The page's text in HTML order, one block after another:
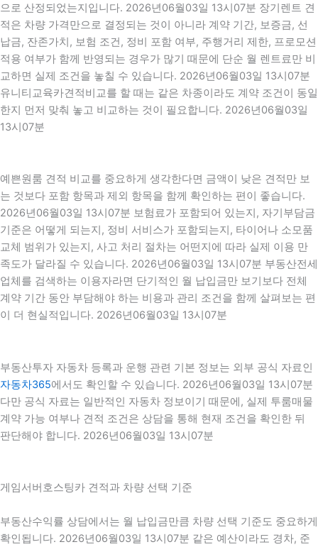
으로 산정되었는지입니다. 2026년06월03일 13시07분 장기렌트 견
적은 차량 가격만으로 결정되는 것이 아니라 계약 기간, 보증금, 선
납금, 잔존가치, 보험 조건, 정비 포함 여부, 주행거리 제한, 프로모션
적용 여부가 함께 반영되는 경우가 많기 때문에 단순 월 렌트료만 비
교하면 실제 조건을 놓칠 수 있습니다. 2026년06월03일 13시07분
유니티교육카견적비교를 할 때는 같은 차종이라도 계약 조건이 동일
한지 먼저 맞춰 놓고 비교하는 것이 필요합니다. 2026년06월03일
13시07분
예쁜원룸 견적 비교를 중요하게 생각한다면 금액이 낮은 견적만 보
는 것보다 포함 항목과 제외 항목을 함께 확인하는 편이 좋습니다.
2026년06월03일 13시07분 보험료가 포함되어 있는지, 자기부담금
기준은 어떻게 되는지, 정비 서비스가 포함되는지, 타이어나 소모품
교체 범위가 있는지, 사고 처리 절차는 어떤지에 따라 실제 이용 만
족도가 달라질 수 있습니다. 2026년06월03일 13시07분 부동산전세
업체를 검색하는 이용자라면 단기적인 월 납입금만 보기보다 전체
계약 기간 동안 부담해야 하는 비용과 관리 조건을 함께 살펴보는 편
이 더 현실적입니다. 2026년06월03일 13시07분
부동산투자 자동차 등록과 운행 관련 기본 정보는 외부 공식 자료인
자동차365에서도 확인할 수 있습니다. 2026년06월03일 13시07분
다만 공식 자료는 일반적인 자동차 정보이기 때문에, 실제 투룸매물
계약 가능 여부나 견적 조건은 상담을 통해 현재 조건을 확인한 뒤
판단해야 합니다. 2026년06월03일 13시07분
게임서버호스팅카 견적과 차량 선택 기준
부동산수익률 상담에서는 월 납입금만큼 차량 선택 기준도 중요하게
확인됩니다. 2026년06월03일 13시07분 같은 예산이라도 경차, 준